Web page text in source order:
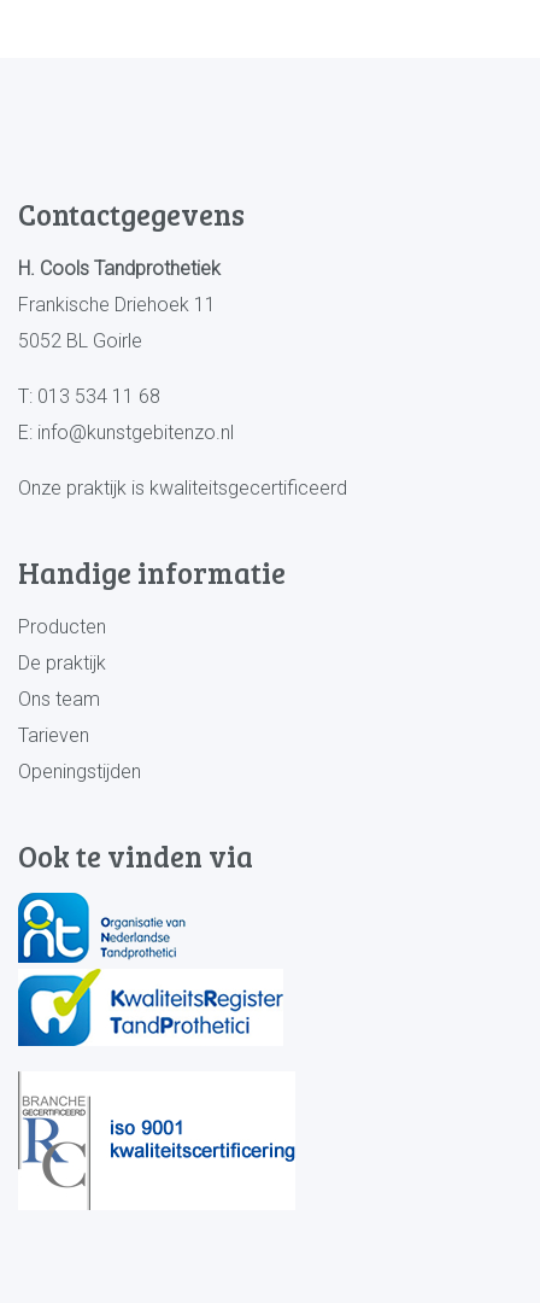
Contactgegevens
H. Cools Tandprothetiek
Frankische Driehoek 11
5052 BL Goirle
T: 013 534 11 68
E: info@kunstgebitenzo.nl
Onze praktijk is kwaliteitsgecertificeerd
Handige informatie
Producten
De praktijk
Ons team
Tarieven
Openingstijden
Ook te vinden via